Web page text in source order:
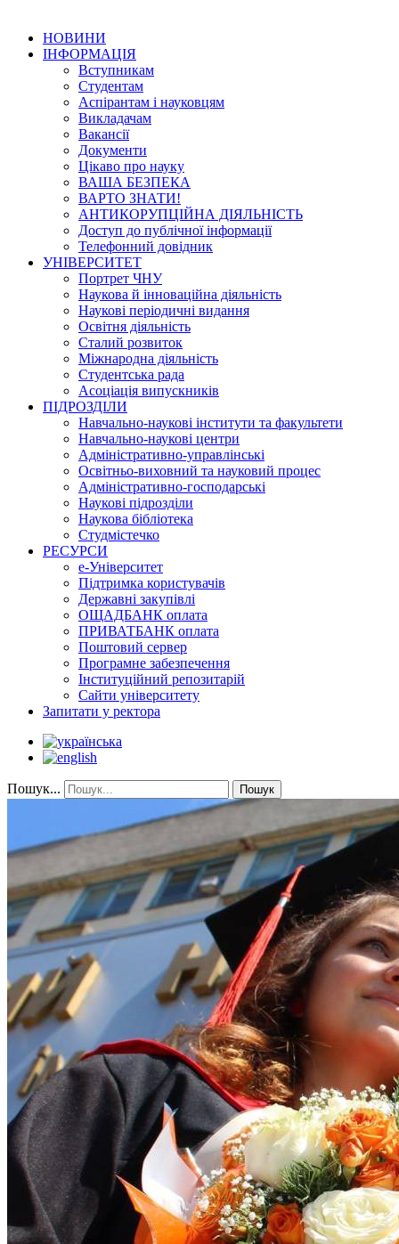
НОВИНИ
ІНФОРМАЦІЯ
Вступникам
Студентам
Аспірантам і науковцям
Викладачам
Вакансії
Документи
Цікаво про науку
ВАША БЕЗПЕКА
ВАРТО ЗНАТИ!
АНТИКОРУПЦІЙНА ДІЯЛЬНІСТЬ
Доступ до публічної інформації
Телефонний довідник
УНІВЕРСИТЕТ
Портрет ЧНУ
Наукова й інноваційна діяльність
Наукові періодичні видання
Освітня діяльність
Сталий розвиток
Міжнародна діяльність
Студентська рада
Асоціація випускників
ПІДРОЗДІЛИ
Навчально-наукові інститути та факультети
Навчально-наукові центри
Адміністративно-управлінські
Освітньо-виховний та науковий процес
Адміністративно-господарські
Наукові підрозділи
Наукова бібліотека
Студмістечко
РЕСУРСИ
е-Університет
Підтримка користувачів
Державні закупівлі
ОЩАДБАНК оплата
ПРИВАТБАНК оплата
Поштовий сервер
Програмне забезпечення
Інституційний репозитарій
Сайти університету
Запитати у ректора
Пошук... Пошук